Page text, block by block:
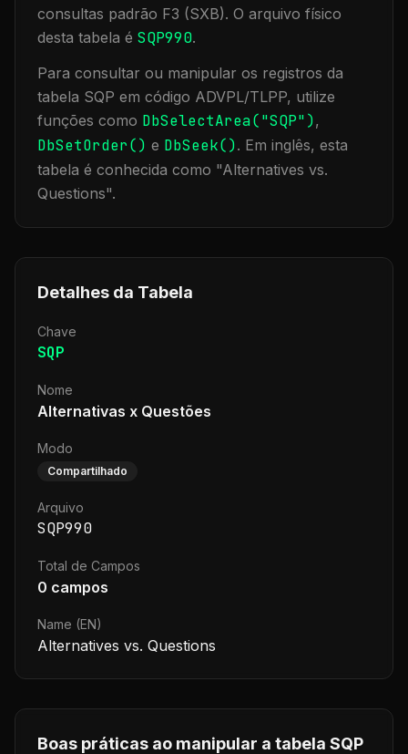
consultas padrão F3 (SXB). O arquivo físico
desta tabela é SQP990.
Para consultar ou manipular os registros da
tabela SQP em código ADVPL/TLPP, utilize
funções como DbSelectArea("SQP"),
DbSetOrder() e DbSeek(). Em inglês, esta
tabela é conhecida como "Alternatives vs.
Questions".
Detalhes da Tabela
Chave
SQP
Nome
Alternativas x Questões
Modo
Compartilhado
Arquivo
SQP990
Total de Campos
0 campos
Name (EN)
Alternatives vs. Questions
Boas práticas ao manipular a tabela SQP